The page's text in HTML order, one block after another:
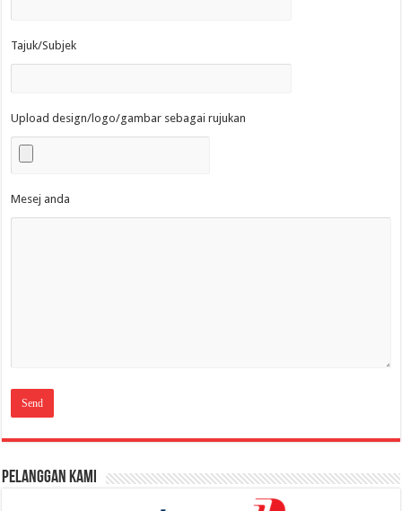
Tajuk/Subjek
Upload design/logo/gambar sebagai rujukan
Mesej anda
Pelanggan Kami